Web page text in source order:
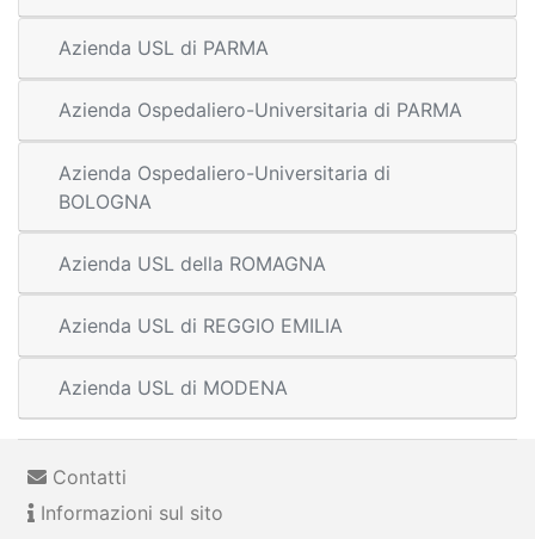
Azienda USL di PARMA
Azienda Ospedaliero-Universitaria di PARMA
Azienda Ospedaliero-Universitaria di
BOLOGNA
Azienda USL della ROMAGNA
Azienda USL di REGGIO EMILIA
Azienda USL di MODENA
Contatti
Informazioni sul sito